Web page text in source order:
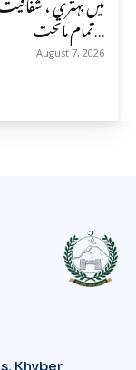
تمام ماتحت...
August 7, 2026
Khyber